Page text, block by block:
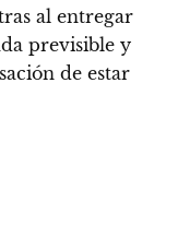
al entregar
previsible y
de estar